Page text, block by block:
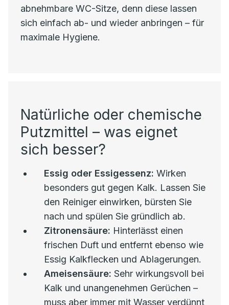
abnehmbare WC-Sitze, denn diese lassen
sich einfach ab- und wieder anbringen – für
maximale Hygiene.
Natürliche oder chemische
Putzmittel – was eignet
sich besser?
Essig oder Essigessenz: Wirken
besonders gut gegen Kalk. Lassen Sie
den Reiniger einwirken, bürsten Sie
nach und spülen Sie gründlich ab.
Zitronensäure: Hinterlässt einen
frischen Duft und entfernt ebenso wie
Essig Kalkflecken und Ablagerungen.
Ameisensäure: Sehr wirkungsvoll bei
Kalk und unangenehmen Gerüchen –
muss aber immer mit Wasser verdünnt